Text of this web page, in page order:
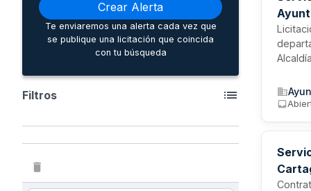
Crear Alerta
Te enviaremos una alerta cada vez que
se publique una licitación que coincida
con tu búsqueda
Filtros